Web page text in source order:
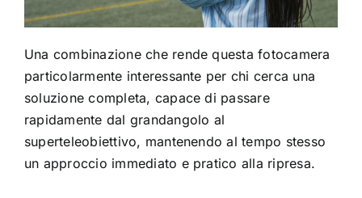
Una combinazione che rende questa fotocamera
particolarmente interessante per chi cerca una
soluzione completa, capace di passare
rapidamente dal grandangolo al
superteleobiettivo, mantenendo al tempo stesso
un approccio immediato e pratico alla ripresa.